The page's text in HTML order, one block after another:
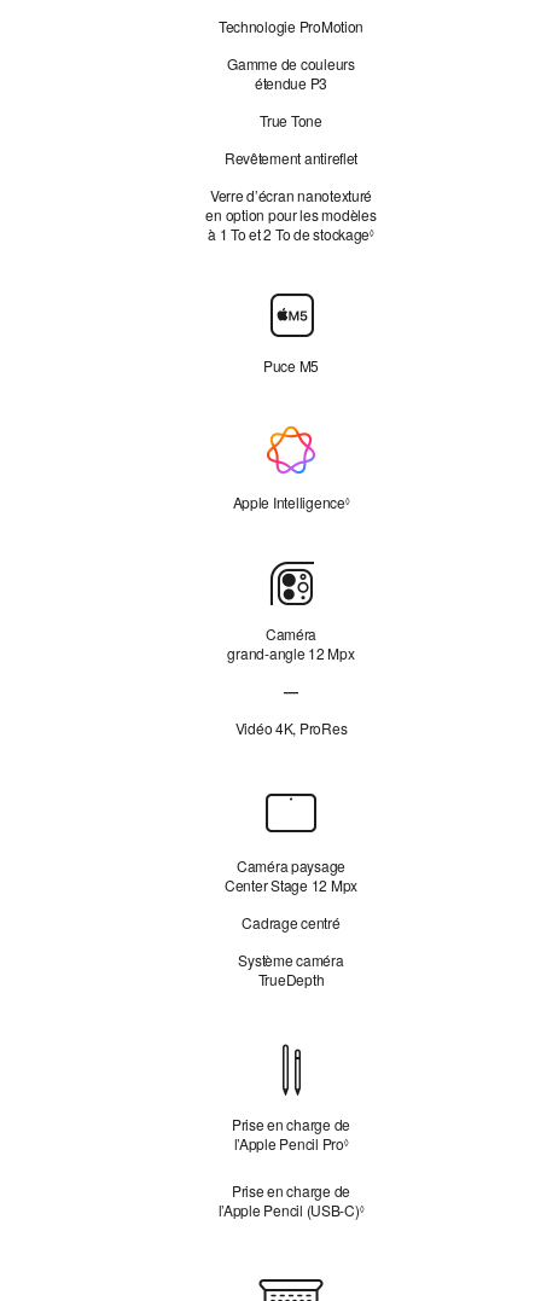
e
Technologie ProMotion
Gamme de couleurs
étendue P3
True Tone
Revêtement antireflet
Verre d’écran nanotexturé
en option pour les modèles
à 1 To et 2 To de stockage◊Mention légale
Puce M5
Apple Intelligence
Apple Intelligence◊Mention légale
Caméra
grand‑angle 12 Mpx
—
Vidéo 4K, ProRes
Caméra paysage
Center Stage 12 Mpx
Cadrage centré
Système caméra
TrueDepth
Compatibilité
Pencil
Prise en charge de
l’Apple Pencil Pro◊Mention légale
Prise en charge de
l’Apple Pencil (USB‑C)◊Mention légale